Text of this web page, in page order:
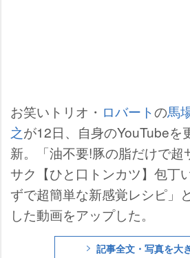
お笑いトリオ・ ロバートの馬
之が12日、自身のYouTubeを
新。「油不要!豚の脂だけで超
サク【ひと口トンカツ】包丁
ずで超簡単な新感覚レシピ」
した動画をアップした。
記事全文・写真を大